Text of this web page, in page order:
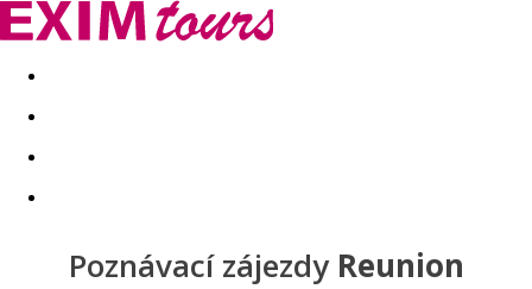
Akční nabídky Last minute
Poznávací zájezdy Reunion